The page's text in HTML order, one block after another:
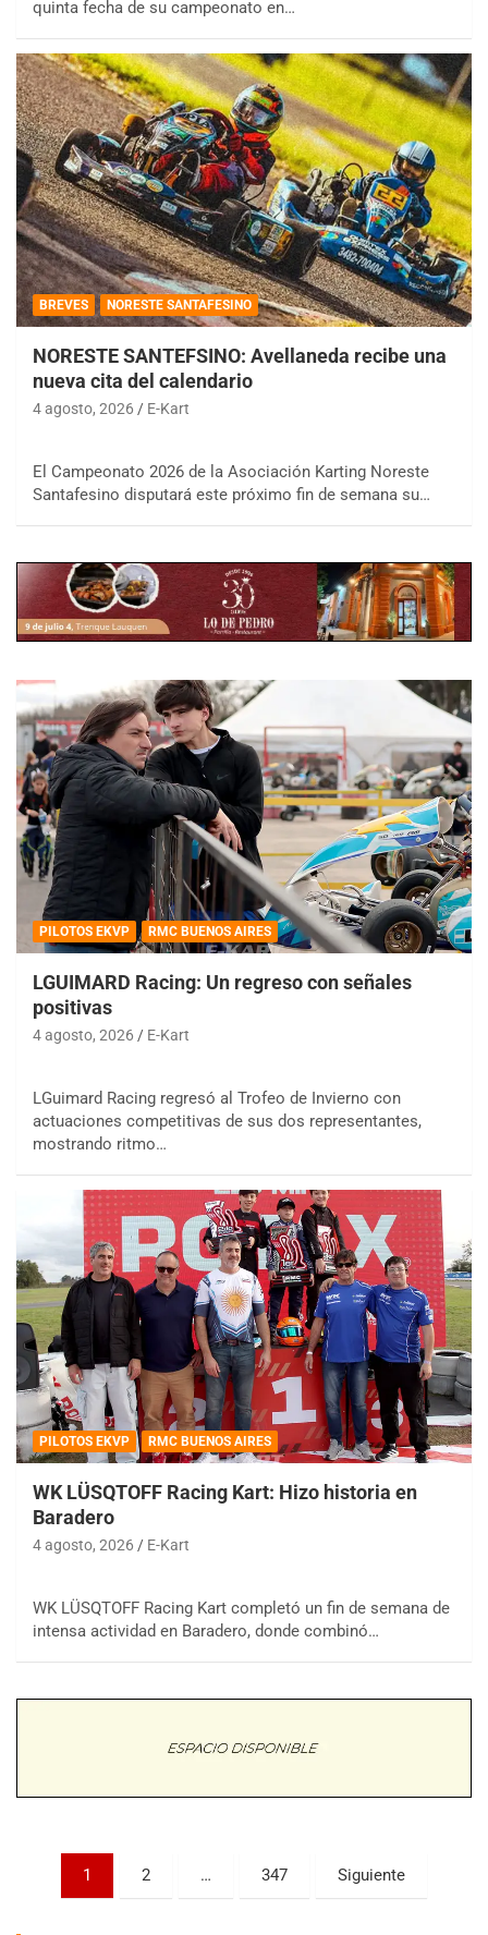
quinta fecha de su campeonato en…
BREVES NORESTE SANTAFESINO
NORESTE SANTEFSINO: Avellaneda recibe una
nueva cita del calendario
4 agosto, 2026 E-Kart
El Campeonato 2026 de la Asociación Karting Noreste
Santafesino disputará este próximo fin de semana su…
PILOTOS EKVP RMC BUENOS AIRES
LGUIMARD Racing: Un regreso con señales
positivas
4 agosto, 2026 E-Kart
LGuimard Racing regresó al Trofeo de Invierno con
actuaciones competitivas de sus dos representantes,
mostrando ritmo…
PILOTOS EKVP RMC BUENOS AIRES
WK LÜSQTOFF Racing Kart: Hizo historia en
Baradero
4 agosto, 2026 E-Kart
WK LÜSQTOFF Racing Kart completó un fin de semana de
intensa actividad en Baradero, donde combinó…
Paginación
1 2 … 347 Siguiente
COBERTURA ESPECIAL DE E-KART.COM.AR
08/09-AGO
Trenque Lauquen (Buenos Aires)
Parque de la Velocidad (Asfalto)
Villaguay (Entre Ríos)